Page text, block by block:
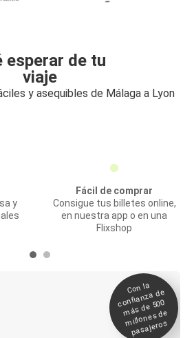
esperar de tu
viaje
y asequibles de Málaga a Lyon
y
Fácil de comprar
Consigue tus billetes online,
en nuestra app o en una
Flixshop
Con la
confianza de
más de 500
millones de
pasajeros